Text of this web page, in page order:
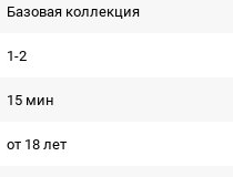
Базовая коллекция
1-2
15 мин
от 18 лет